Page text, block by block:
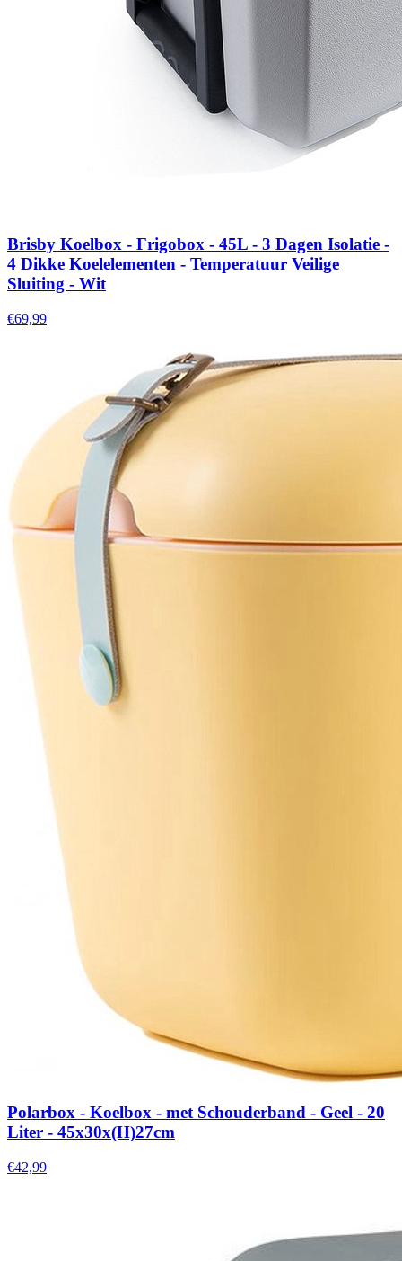
Brisby Koelbox - Frigobox - 45L - 3 Dagen Isolatie -
4 Dikke Koelelementen - Temperatuur Veilige
Sluiting - Wit
€69,99
Polarbox - Koelbox - met Schouderband - Geel - 20
Liter - 45x30x(H)27cm
€42,99